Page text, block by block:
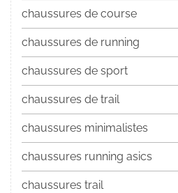
chaussures de course
chaussures de running
chaussures de sport
chaussures de trail
chaussures minimalistes
chaussures running asics
chaussures trail